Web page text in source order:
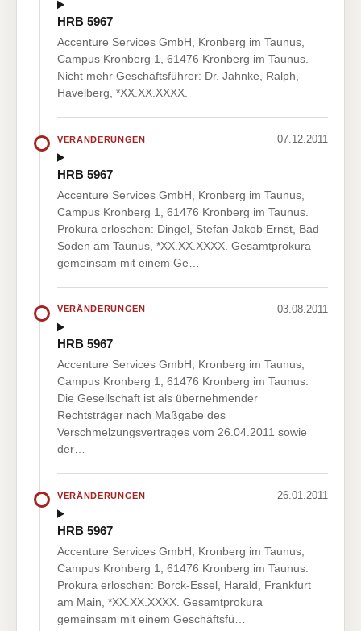
HRB 5967
Accenture Services GmbH, Kronberg im Taunus,
Campus Kronberg 1, 61476 Kronberg im Taunus.
Nicht mehr Geschäftsführer: Dr. Jahnke, Ralph,
Havelberg, *XX.XX.XXXX.
VERÄNDERUNGEN 07.12.2011
HRB 5967
Accenture Services GmbH, Kronberg im Taunus,
Campus Kronberg 1, 61476 Kronberg im Taunus.
Prokura erloschen: Dingel, Stefan Jakob Ernst, Bad
Soden am Taunus, *XX.XX.XXXX. Gesamtprokura
gemeinsam mit einem Ge…
VERÄNDERUNGEN 03.08.2011
HRB 5967
Accenture Services GmbH, Kronberg im Taunus,
Campus Kronberg 1, 61476 Kronberg im Taunus.
Die Gesellschaft ist als übernehmender
Rechtsträger nach Maßgabe des
Verschmelzungsvertrages vom 26.04.2011 sowie
der…
VERÄNDERUNGEN 26.01.2011
HRB 5967
Accenture Services GmbH, Kronberg im Taunus,
Campus Kronberg 1, 61476 Kronberg im Taunus.
Prokura erloschen: Borck-Essel, Harald, Frankfurt
am Main, *XX.XX.XXXX. Gesamtprokura
gemeinsam mit einem Geschäftsfü…